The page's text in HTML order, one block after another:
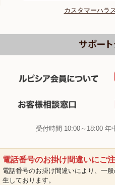
カスタマーハラ
受付時間 10:00～18:00 年
電話番号のお掛け間違いにご
電話番号のお掛け間違いにより、一
生しております。